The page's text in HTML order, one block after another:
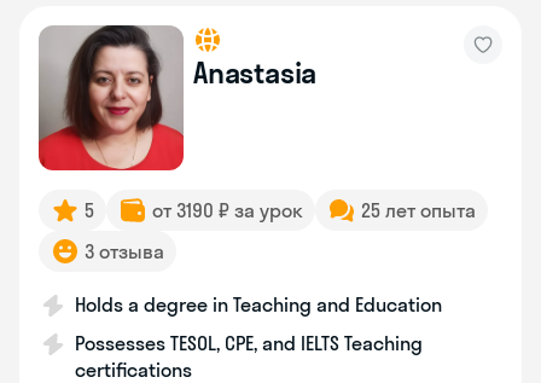
Anastasia
5 от 3190 ₽ за урок
25 лет опыта
3 отзыва
Holds a degree in Teaching and Education
Possesses TESOL, CPE, and IELTS Teaching
certifications